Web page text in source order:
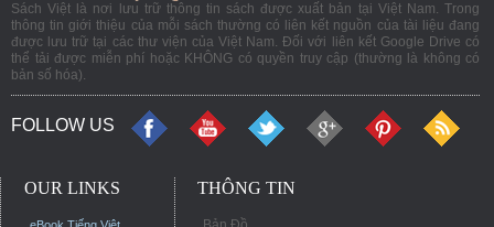
Sách Việt là nơi lưu trữ thông tin sách được xuất bản tại Việt Nam. Trong
thông tin giới thiệu của mỗi sách thường có liên kết nguồn của tài liệu đang
được lưu trữ tại các thư viện của Việt Nam. Đối với liên kết Google Drive có
thể tải được miễn phí hoặc KHÔNG có quyền truy cập (thường là không có
bản số hóa).
FOLLOW US
OUR LINKS THÔNG TIN